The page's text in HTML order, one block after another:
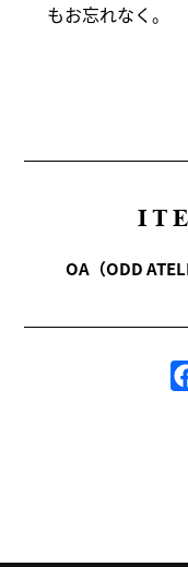
もお忘れなく。
OA（ODD